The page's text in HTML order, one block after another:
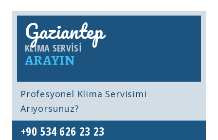
Gaziantep
KLIMA SERVISI
ARAYIN
Profesyonel Klima Servisimi
Arıyorsunuz?
+90 534 626 23 23